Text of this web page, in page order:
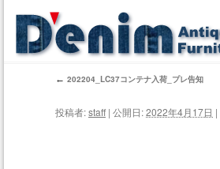
← 202204_LC37コンテナ入荷_プレ告知
投稿者:staff | 公開日:2022年4月17日 |